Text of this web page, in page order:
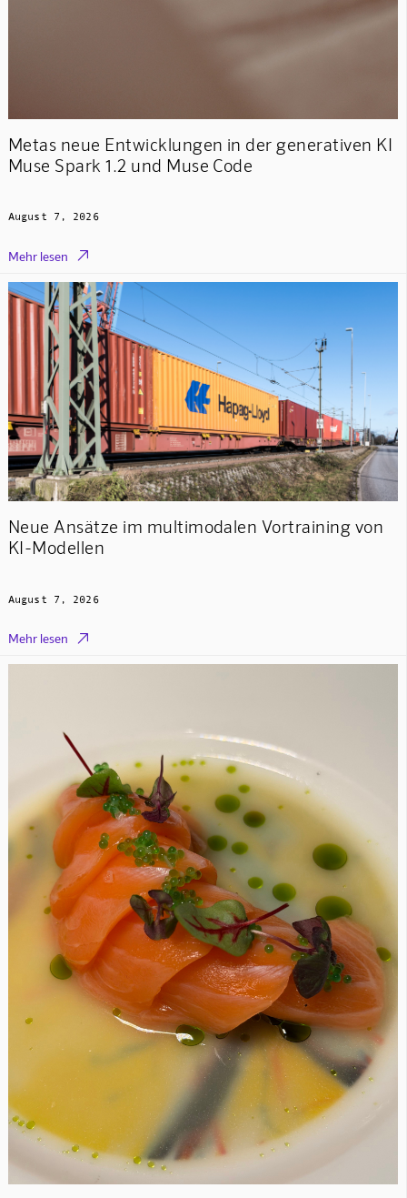
Metas neue Entwicklungen in der generativen KI
Muse Spark 1.2 und Muse Code
August 7, 2026
Mehr lesen 
Neue Ansätze im multimodalen Vortraining von
KI-Modellen
August 7, 2026
Mehr lesen 